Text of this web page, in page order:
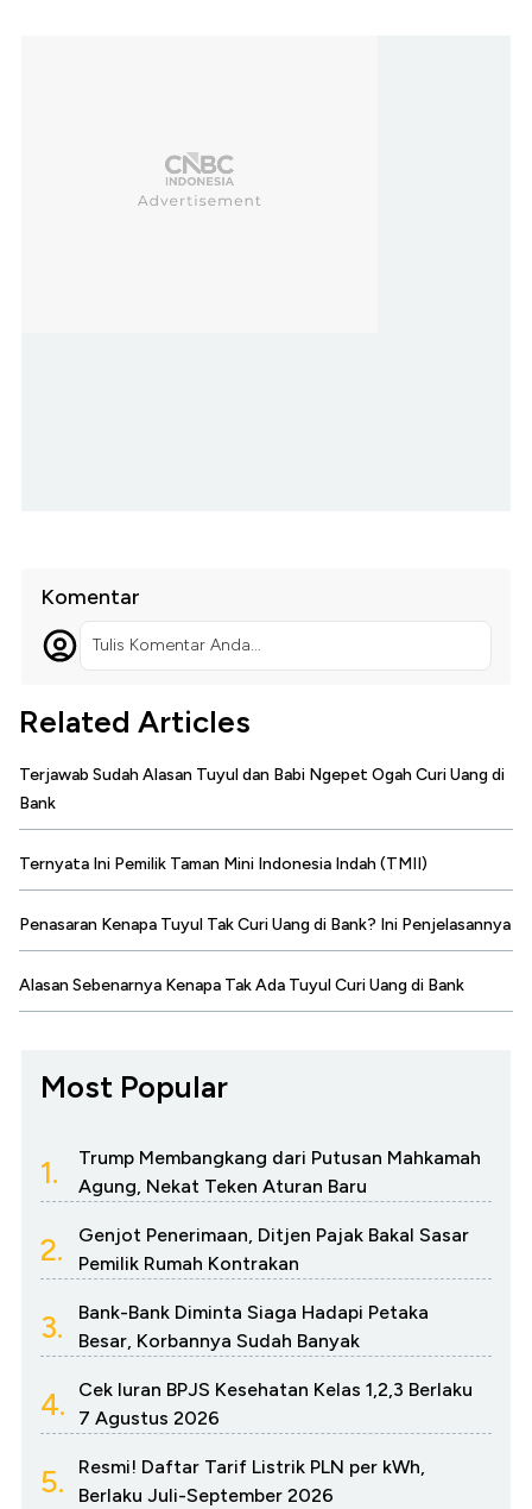
Komentar
Tulis Komentar Anda...
Related Articles
Terjawab Sudah Alasan Tuyul dan Babi Ngepet Ogah Curi Uang di
Bank
Ternyata Ini Pemilik Taman Mini Indonesia Indah (TMII)
Penasaran Kenapa Tuyul Tak Curi Uang di Bank? Ini Penjelasannya
Alasan Sebenarnya Kenapa Tak Ada Tuyul Curi Uang di Bank
Most Popular
1.
Trump Membangkang dari Putusan Mahkamah
Agung, Nekat Teken Aturan Baru
2.
Genjot Penerimaan, Ditjen Pajak Bakal Sasar
Pemilik Rumah Kontrakan
3.
Bank-Bank Diminta Siaga Hadapi Petaka
Besar, Korbannya Sudah Banyak
4.
Cek Iuran BPJS Kesehatan Kelas 1,2,3 Berlaku
7 Agustus 2026
5.
Resmi! Daftar Tarif Listrik PLN per kWh,
Berlaku Juli-September 2026